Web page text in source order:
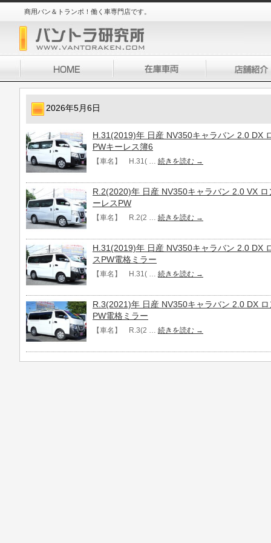
商用バン＆トランポ！働く車専門店です。
2026年5月6日
H.31(2019)年 日産 NV350キャラバン 2.0 DX
PWキーレス簿6
【車名】 H.31( … 続きを読む →
R.2(2020)年 日産 NV350キャラバン 2.0 VX
ーレスPW
【車名】 R.2(2 … 続きを読む →
H.31(2019)年 日産 NV350キャラバン 2.0 DX
スPW電格ミラー
【車名】 H.31( … 続きを読む →
R.3(2021)年 日産 NV350キャラバン 2.0 DX
PW電格ミラー
【車名】 R.3(2 … 続きを読む →